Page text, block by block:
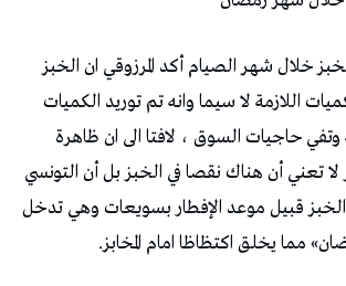
خلال شهر الصيام أكد المرزوقي ان الخبز
اللازمة لا سيما وانه تم توريد الكميات
وتفي حاجيات السوق ، لافتا الى ان ظاهرة
لا تعني أن هناك نقصا في الخبز بل أن التونسي
قبيل موعد الإفطار بسويعات وهي تدخل
مما يخلق اكتظاظا امام المخابز.